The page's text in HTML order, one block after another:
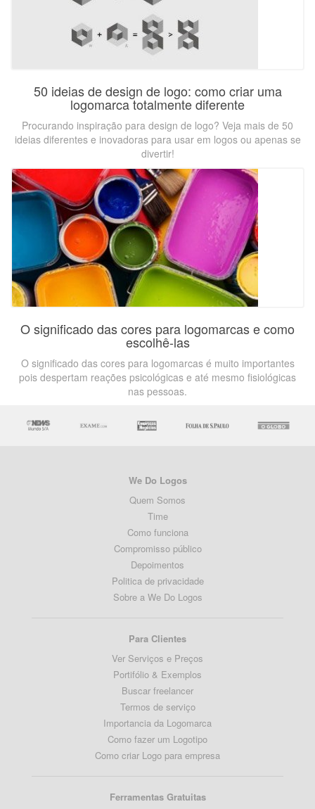
50 ideias de design de logo: como criar uma
logomarca totalmente diferente
Procurando inspiração para design de logo? Veja mais de 50
ideias diferentes e inovadoras para usar em logos ou apenas se
divertir!
O significado das cores para logomarcas e como
escolhê-las
O significado das cores para logomarcas é muito importantes
pois despertam reações psicológicas e até mesmo fisiológicas
nas pessoas.
We Do Logos
Quem Somos
Time
Como funciona
Compromisso público
Depoimentos
Politica de privacidade
Sobre a We Do Logos
Para Clientes
Ver Serviços e Preços
Portifólio & Exemplos
Buscar freelancer
Termos de serviço
Importancia da Logomarca
Como fazer um Logotipo
Como criar Logo para empresa
Ferramentas Gratuitas